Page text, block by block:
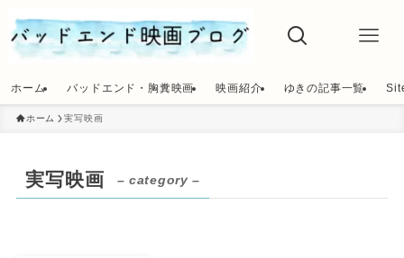
ホーム バッドエンド・胸糞映画 映画紹介 ゆきの記事一覧
ホーム 実写映画
実写映画 – category –